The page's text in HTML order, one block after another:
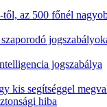
az 500 főnél
jogszabálya
kis segítséggel